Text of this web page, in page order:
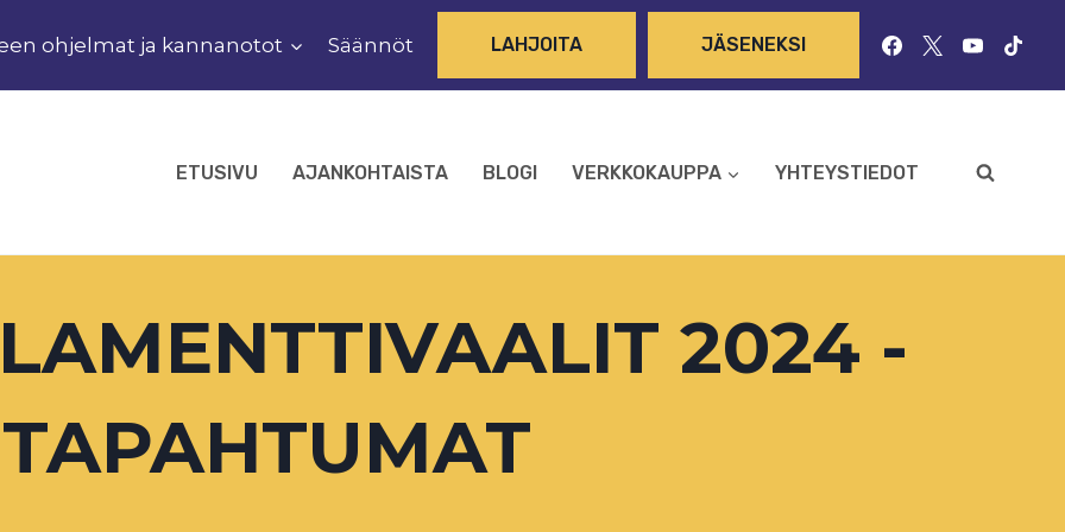
ohjelmat ja kannanotot Säännöt LAHJOITA JÄSENEKSI
ETUSIVU AJANKOHTAISTA BLOGI VERKKOKAUPPA YHTEYSTIEDOT
2024 -
TAPAHTUMAT